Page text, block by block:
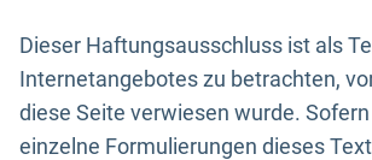
Dieser Haftungsausschluss ist als
Internetangebotes zu betrachten,
diese Seite verwiesen wurde.
einzelne Formulierungen dieses